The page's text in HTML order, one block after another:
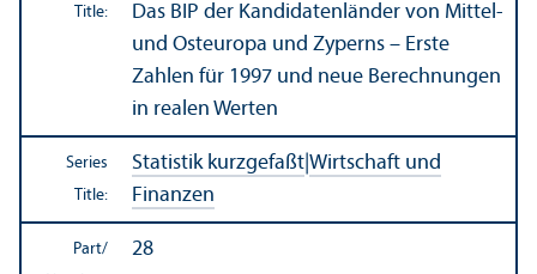
Title:
Das BIP der Kandidatenländer von Mittel-
und Osteuropa und Zyperns – Erste
Zahlen für 1997 und neue Berechnungen
in realen Werten
Series
Title:
Statistik kurzgefaßt Wirtschaft und
Finanzen
Part/
28